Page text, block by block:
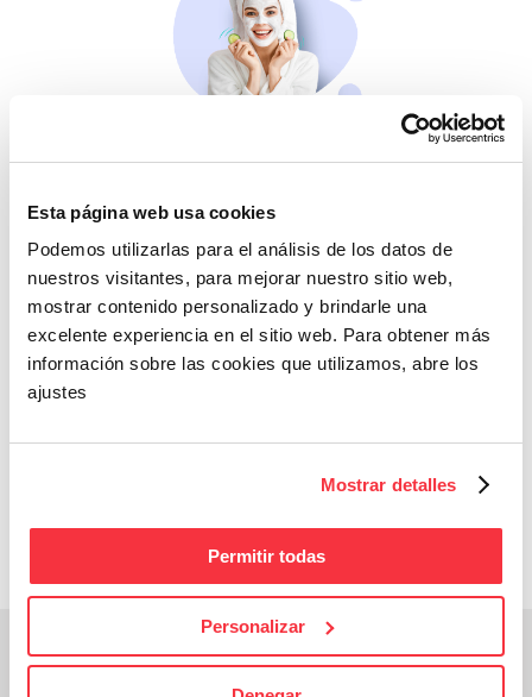
Esta página web usa cookies
Podemos utilizarlas para el análisis de los datos de
nuestros visitantes, para mejorar nuestro sitio web,
mostrar contenido personalizado y brindarle una
excelente experiencia en el sitio web. Para obtener más
información sobre las cookies que utilizamos, abre los
ajustes
Mostrar detalles
Permitir todas
Personalizar
Belleza
Cazaofertas
Adelántate a todos y
En un segundo, la encuentras.